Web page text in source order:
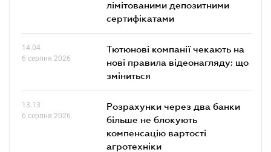
лімітованими депозитними
сертифікатами
14.04
6 серпня 2026
Тютюнові компанії чекають на
нові правила відеонагляду: що
зміниться
13.13
6 серпня 2026
Розрахунки через два банки
більше не блокують
компенсацію вартості
агротехніки